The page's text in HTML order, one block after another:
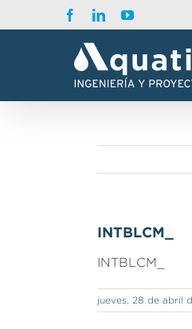
al
FacebookLinkedInYouTube
INTBLCM_
INTBLCM_
jueves, 28 de abril